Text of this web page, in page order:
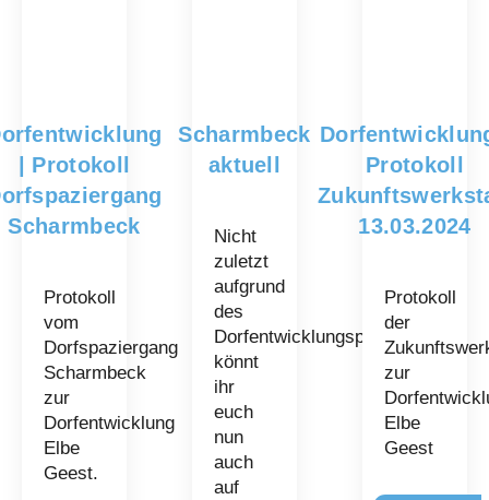
| Protokoll
Scharmbeck
Protokoll
vom
Dorfspaziergang
Scharmbeck
zur
Dorfentwicklung
Elbe
Geest.
Scharmbeck
aktuell
Nicht
zuletzt
aufgrund
des
Dorfentwicklungsprogammes
könnt
ihr
euch
nun
auch
auf
Protokoll
13.03.2024
Protokoll
der
zur
Elbe
Geest